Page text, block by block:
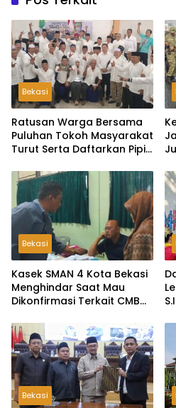
Bekasi
Ratusan Warga Bersama
Puluhan Tokoh Masyarakat
Turut Serta Daftarkan Pipit
Kepala Desa Lambangsari
Bekasi
Kasek SMAN 4 Kota Bekasi
Menghindar Saat Mau
Dikonfirmasi Terkait CMB
di
Bekasi